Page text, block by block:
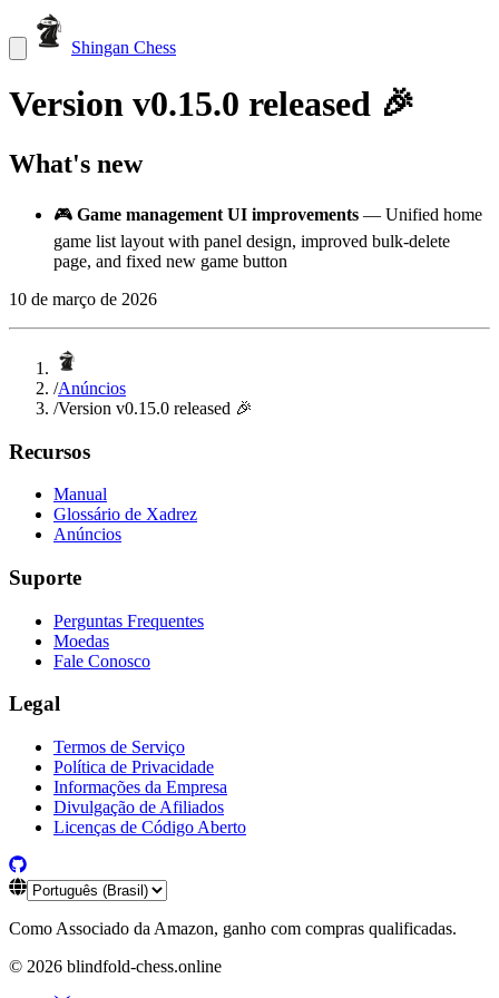
Shingan Chess
Version v0.15.0 released 🎉
What's new
🎮 Game management UI improvements — Unified home
game list layout with panel design, improved bulk-delete
page, and fixed new game button
10 de março de 2026
/Anúncios
/Version v0.15.0 released 🎉
Recursos
Manual
Glossário de Xadrez
Anúncios
Suporte
Perguntas Frequentes
Moedas
Fale Conosco
Legal
Termos de Serviço
Política de Privacidade
Informações da Empresa
Divulgação de Afiliados
Licenças de Código Aberto
Como Associado da Amazon, ganho com compras qualificadas.
© 2026 blindfold-chess.online